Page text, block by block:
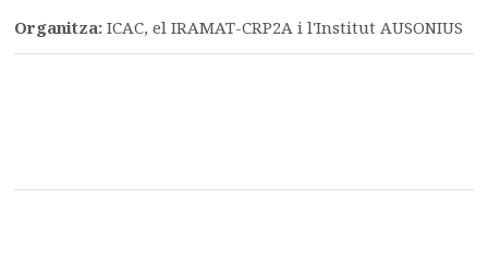
Organitza:ICAC, el IRAMAT-CRP2A i l'Institut AUSONIUS